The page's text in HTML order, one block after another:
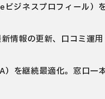
ジネスプロフィール）
情報の更新、口コミ運
を継続最適化。窓口一